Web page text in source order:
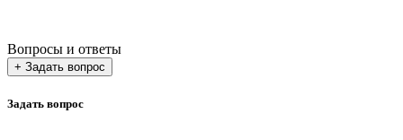
Вопросы и ответы
+ Задать вопрос
Задать вопрос